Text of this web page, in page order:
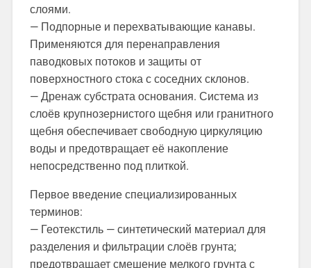
слоями.
— Подпорные и перехватывающие канавы.
Применяются для перенаправления
паводковых потоков и защиты от
поверхностного стока с соседних склонов.
— Дренаж субстрата основания. Система из
слоёв крупнозернистого щебня или гранитного
щебня обеспечивает свободную циркуляцию
воды и предотвращает её накопление
непосредственно под плиткой.
Первое введение специализированных
терминов:
— Геотекстиль — синтетический материал для
разделения и фильтрации слоёв грунта;
предотвращает смешение мелкого грунта с